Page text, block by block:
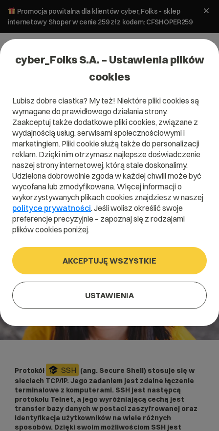
Promocja powitalna dla klientów cyber_Folks - sklep
internetowy Shoper w cenie 259 zł z kodem: CFSHOPER259
Hosting
Protokół komunikacyjny SSH – jak
zacząć…
8 lutego 2024 ok.3min
Protokół SSH (ang. Secure Shell) stosuje się w
sieciach TCP/IP. Jego zadaniem jest zdalne łączenie
terminalowe z komputerami. SSH jest następcą
protokołu Telnet, a jego wyróżniającą cechą jest
transfer bazy danych w postaci zaszyfrowanej oraz
identyfikacja użytkowników na wiele różnych
sposobów. Dzięki swoim możliwościom SSH jest
cyber_Folks S.A. – Ustawienia plików
cookies
Lubisz dobre ciastka? My też! Niektóre pliki cookies są
wymagane do prawidłowego działania strony.
Zaakceptuj także dodatkowe pliki cookies, związane z
wydajnością usług, serwisami społecznościowymi i
marketingiem. Pliki cookie służą także do personalizacji
reklam. Dzięki nim otrzymasz najlepsze doświadczenie
naszej strony internetowej, którą stale doskonalimy.
Udzielona dobrowolnie zgoda w każdej chwili może być
wycofana lub zmodyfikowana. Więcej informacji o
wykorzystywanych plikach cookies znajdziesz w naszej
polityce prywatności. Jeśli wolisz określić swoje
preferencje precyzyjnie – zapoznaj się z rodzajami
plików cookies poniżej.
AKCEPTUJĘ WSZYSTKIE
USTAWIENIA